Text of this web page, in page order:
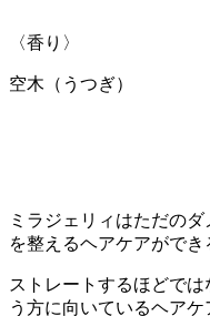
〈香り〉
空木（うつぎ）
ミラジェリィはただの
を整えるヘアケアができ
ストレートするほどで
う方に向いているヘアケ